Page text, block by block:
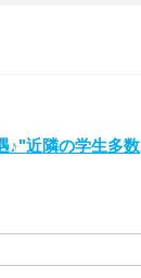
♪"近隣の学生多数